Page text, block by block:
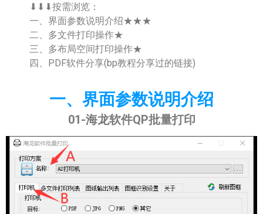
⬇⬇⬇按需浏览：
一、界面参数说明介绍★★★
二、多文件打印操作★
三、多布局空间打印操作★
四、PDF软件分享(bp教程分享过的链接)
一、界面参数说明介绍
01-海龙软件QP批量打印